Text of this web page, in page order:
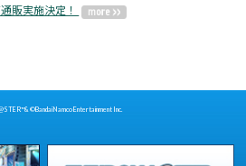
販実施決定！
©Bandai Namco Entertainment Inc.